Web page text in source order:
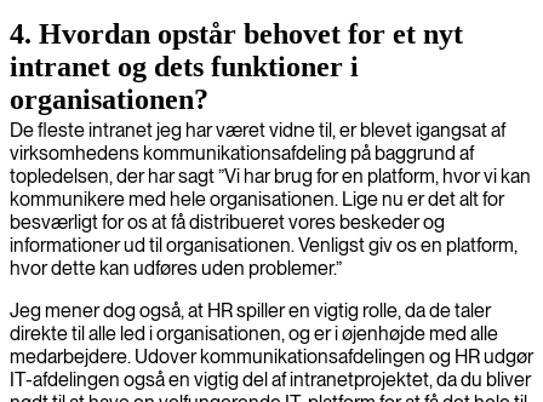
4. Hvordan opstår behovet for et nyt
intranet og dets funktioner i
organisationen?
De fleste intranet jeg har været vidne til, er blevet igangsat af
virksomhedens kommunikationsafdeling på baggrund af
topledelsen, der har sagt ”Vi har brug for en platform, hvor vi kan
kommunikere med hele organisationen. Lige nu er det alt for
besværligt for os at få distribueret vores beskeder og
informationer ud til organisationen. Venligst giv os en platform,
hvor dette kan udføres uden problemer.”
Jeg mener dog også, at HR spiller en vigtig rolle, da de taler
direkte til alle led i organisationen, og er i øjenhøjde med alle
medarbejdere. Udover kommunikationsafdelingen og HR udgør
IT-afdelingen også en vigtig del af intranetprojektet, da du bliver